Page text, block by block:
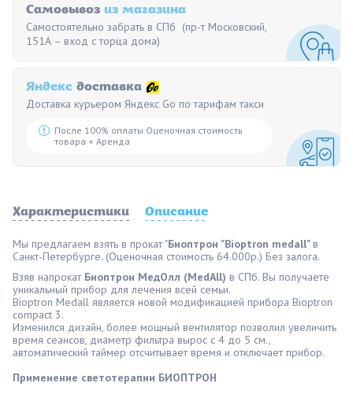
Самовывоз из магазина
Самостоятельно забрать в СПб (пр-т Московский,
151А – вход с торца дома)
Яндекс доставка
Доставка курьером Яндекс Go по тарифам такси
После 100% оплаты Оценочная стоимость
товара + Аренда
Характеристики Описание
Мы предлагаем взять в прокат "Биоптрон "Bioptron medall" в
Санкт-Петербурге. (Оценочная стоимость 64.000р.) Без залога.
Взяв напрокат Биоптрон МедОлл (MedAll) в СПб. Вы получаете
уникальный прибор для лечения всей семьи.
Bioptron Medall является новой модификацией прибора Bioptron
compact 3.
Изменился дизайн, более мощный вентилятор позволил увеличить
время сеансов, диаметр фильтра вырос с 4 до 5 см.,
автоматический таймер отсчитывает время и отключает прибор.
Применение светотерапии БИОПТРОН